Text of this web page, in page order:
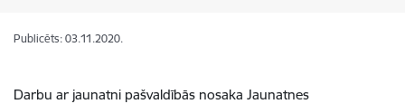
Publicēts: 03.11.2020.
Darbu ar jaunatni pašvaldībās nosaka Jaunatnes